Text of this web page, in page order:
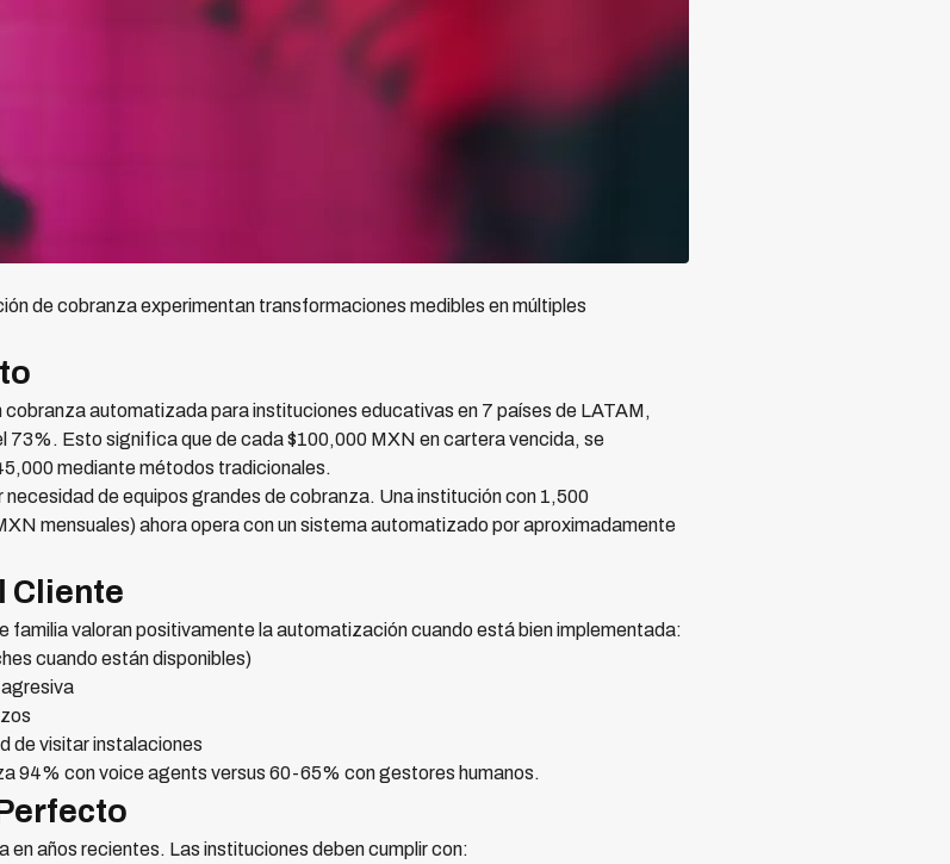
de cobranza experimentan transformaciones medibles en múltiples
cobranza automatizada para instituciones educativas en 7 países de LATAM,
73%. Esto significa que de cada $100,000 MXN en cartera vencida, se
mediante métodos tradicionales.
de equipos grandes de cobranza. Una institución con 1,500
mensuales) ahora opera con un sistema automatizado por aproximadamente
Cliente
familia valoran positivamente la automatización cuando está bien implementada:
cuando están disponibles)
de visitar instalaciones
94% con voice agents versus 60-65% con gestores humanos.
años recientes. Las instituciones deben cumplir con: